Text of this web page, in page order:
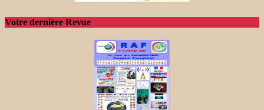
Votre dernière Revue